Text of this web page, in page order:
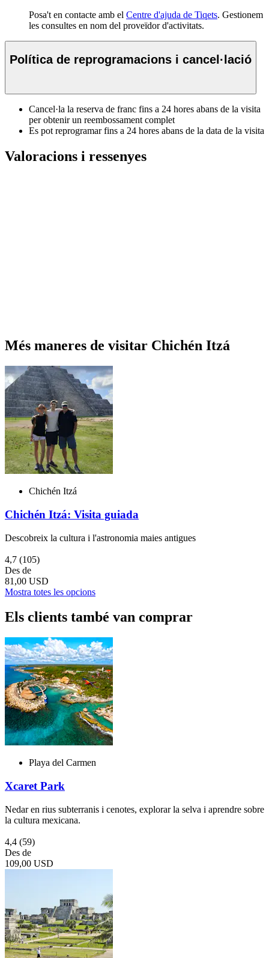
Posa't en contacte amb el Centre d'ajuda de Tiqets. Gestionem
les consultes en nom del proveïdor d'activitats.
Política de reprogramacions i cancel·lació
Cancel·la la reserva de franc fins a 24 hores abans de la visita
per obtenir un reembossament complet
Es pot reprogramar fins a 24 hores abans de la data de la visita
Valoracions i ressenyes
Més maneres de visitar Chichén Itzá
Chichén Itzá
Chichén Itzá: Visita guiada
Descobreix la cultura i l'astronomia maies antigues
4,7 (105)
Des de
81,00 USD
Mostra totes les opcions
Els clients també van comprar
Playa del Carmen
Xcaret Park
Nedar en rius subterranis i cenotes, explorar la selva i aprendre sobre
la cultura mexicana.
4,4 (59)
Des de
109,00 USD